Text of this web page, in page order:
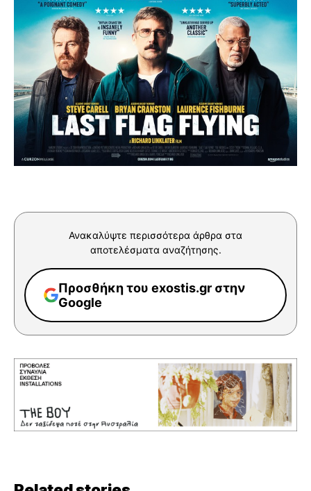
Ανακαλύψτε περισσότερα άρθρα στα
αποτελέσματα αναζήτησης.
Προσθήκη του exostis.gr στην
Google